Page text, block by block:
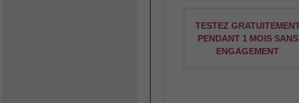
TESTEZ
PENDANT 1 MOIS SANS
ENGAGEMENT